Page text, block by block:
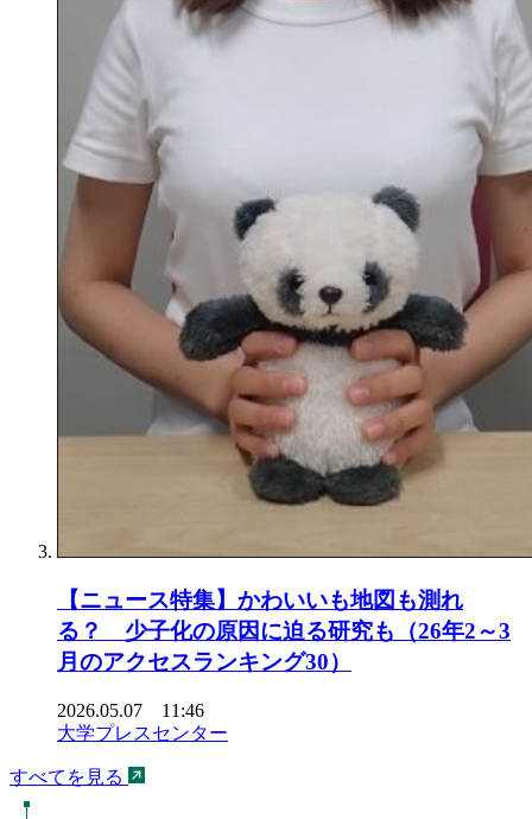
【ニュース特集】かわいいも地図も測れ
る？ 少子化の原因に迫る研究も（26年2～3
月のアクセスランキング30）
2026.05.07 11:46
大学プレスセンター
すべてを見る